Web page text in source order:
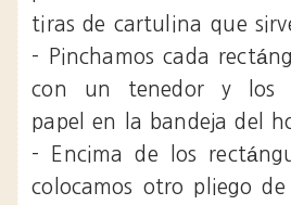
tiras de cartulina que
- Pinchamos cada
con un tenedor y los
papel en la bandeja del
- Encima de los
colocamos otro pliego